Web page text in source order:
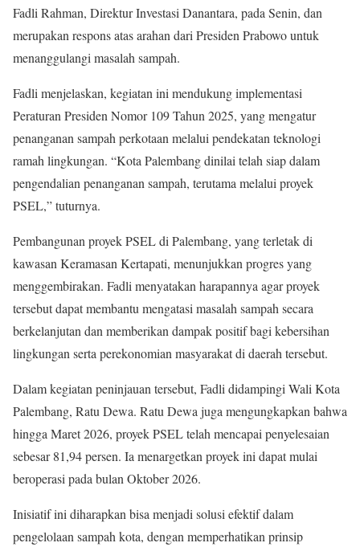
Fadli Rahman, Direktur Investasi Danantara, pada Senin, dan
merupakan respons atas arahan dari Presiden Prabowo untuk
menanggulangi masalah sampah.
Fadli menjelaskan, kegiatan ini mendukung implementasi
Peraturan Presiden Nomor 109 Tahun 2025, yang mengatur
penanganan sampah perkotaan melalui pendekatan teknologi
ramah lingkungan. “Kota Palembang dinilai telah siap dalam
pengendalian penanganan sampah, terutama melalui proyek
PSEL,” tuturnya.
Pembangunan proyek PSEL di Palembang, yang terletak di
kawasan Keramasan Kertapati, menunjukkan progres yang
menggembirakan. Fadli menyatakan harapannya agar proyek
tersebut dapat membantu mengatasi masalah sampah secara
berkelanjutan dan memberikan dampak positif bagi kebersihan
lingkungan serta perekonomian masyarakat di daerah tersebut.
Dalam kegiatan peninjauan tersebut, Fadli didampingi Wali Kota
Palembang, Ratu Dewa. Ratu Dewa juga mengungkapkan bahwa
hingga Maret 2026, proyek PSEL telah mencapai penyelesaian
sebesar 81,94 persen. Ia menargetkan proyek ini dapat mulai
beroperasi pada bulan Oktober 2026.
Inisiatif ini diharapkan bisa menjadi solusi efektif dalam
pengelolaan sampah kota, dengan memperhatikan prinsip